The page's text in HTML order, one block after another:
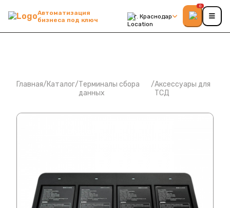
Автоматизация
бизнеса под ключ
г. Краснодар
0
Главная/Каталог/Терминалы сбора
данных
/Аксессуары для
ТСД